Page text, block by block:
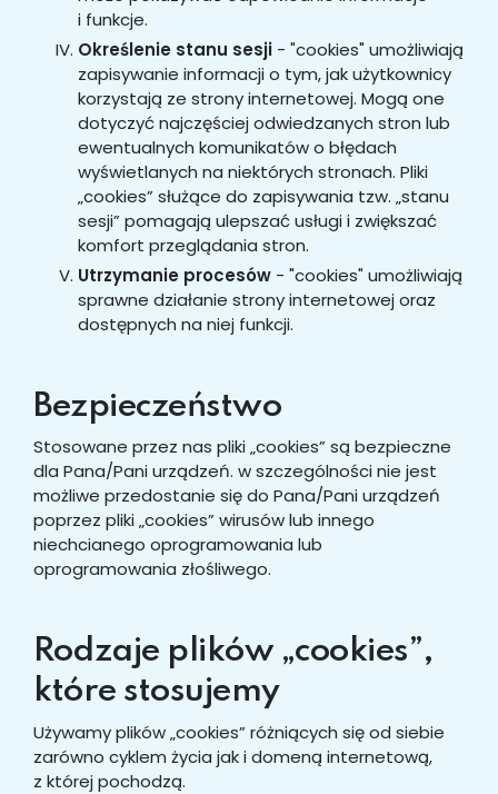
i funkcje.
Określenie stanu sesji - "cookies" umożliwiają
zapisywanie informacji o tym, jak użytkownicy
korzystają ze strony internetowej. Mogą one
dotyczyć najczęściej odwiedzanych stron lub
ewentualnych komunikatów o błędach
wyświetlanych na niektórych stronach. Pliki
„cookies” służące do zapisywania tzw. „stanu
sesji” pomagają ulepszać usługi i zwiększać
komfort przeglądania stron.
Utrzymanie procesów - "cookies" umożliwiają
sprawne działanie strony internetowej oraz
dostępnych na niej funkcji.
Bezpieczeństwo
Stosowane przez nas pliki „cookies” są bezpieczne
dla Pana/Pani urządzeń. w szczególności nie jest
możliwe przedostanie się do Pana/Pani urządzeń
poprzez pliki „cookies” wirusów lub innego
niechcianego oprogramowania lub
oprogramowania złośliwego.
Rodzaje plików „cookies”,
które stosujemy
Używamy plików „cookies” różniących się od siebie
zarówno cyklem życia jak i domeną internetową,
z której pochodzą.